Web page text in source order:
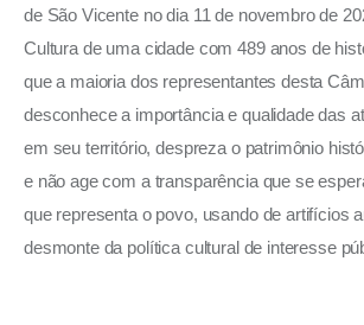
de São Vicente no dia 11 de novembro de
Cultura de uma cidade com 489 anos de
que a maioria dos representantes desta
desconhece a importância e qualidade das
em seu território, despreza o patrimônio
e não age com a transparência que se
que representa o povo, usando de artifícios
desmonte da política cultural de interesse